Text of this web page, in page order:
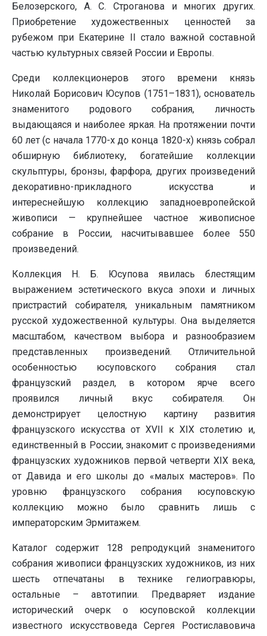
Белозерского, А. С. Строганова и многих других.
Приобретение художественных ценностей за
рубежом при Екатерине II стало важной составной
частью культурных связей России и Европы.
Среди коллекционеров этого времени князь
Николай Борисович Юсупов (1751–1831), основатель
знаменитого родового собрания, личность
выдающаяся и наиболее яркая. На протяжении почти
60 лет (с начала 1770-х до конца 1820-х) князь собрал
обширную библиотеку, богатейшие коллекции
скульптуры, бронзы, фарфора, других произведений
декоративно-прикладного искусства и
интереснейшую коллекцию западноевропейской
живописи — крупнейшее частное живописное
собрание в России, насчитывавшее более 550
произведений.
Коллекция Н. Б. Юсупова явилась блестящим
выражением эстетического вкуса эпохи и личных
пристрастий собирателя, уникальным памятником
русской художественной культуры. Она выделяется
масштабом, качеством выбора и разнообразием
представленных произведений. Отличительной
особенностью юсуповского собрания стал
французский раздел, в котором ярче всего
проявился личный вкус собирателя. Он
демонстрирует целостную картину развития
французского искусства от XVII к XIX столетию и,
единственный в России, знакомит с произведениями
французских художников первой четверти XIX века,
от Давида и его школы до «малых мастеров». По
уровню французского собрания юсуповскую
коллекцию можно было сравнить лишь с
императорским Эрмитажем.
Каталог содержит 128 репродукций знаменитого
собрания живописи французских художников, из них
шесть отпечатаны в технике гелиогравюры,
остальные – автотипии. Предваряет издание
исторический очерк о юсуповской коллекции
известного искусствоведа Сергея Ростиславовича